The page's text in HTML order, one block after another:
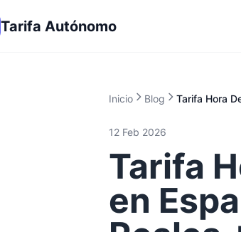
Tarifa Autónomo
Inicio Blog Tarifa Hora
12 Feb 2026
Tarifa
en